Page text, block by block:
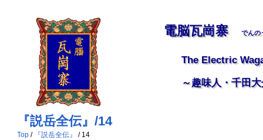
電脳瓦崗寨 でんの
The Electric
～趣味人・千田
『説岳全伝』/14
Top / 『説岳全伝』 / 14